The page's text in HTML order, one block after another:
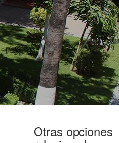
Otras opciones